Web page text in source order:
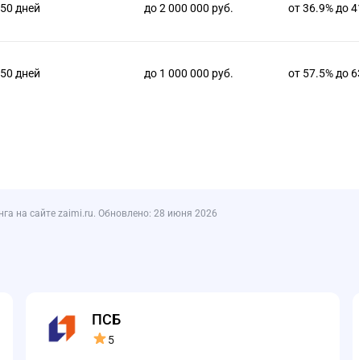
дней до 2 000 000 руб. от 36.9% до
дней до 1 000 000 руб. от 57.5% до
на сайте zaimi.ru. Обновлено: 28 июня 2026
ПСБ
5